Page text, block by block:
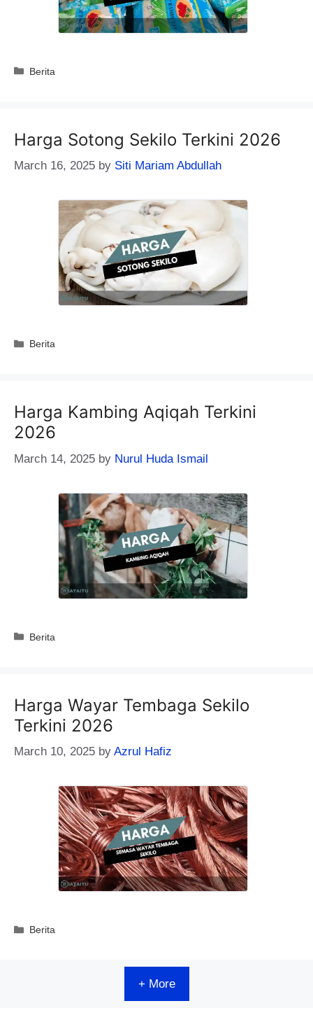
Categories
Berita
Harga Sotong Sekilo Terkini 2026
March 16, 2025 by Siti Mariam Abdullah
Categories
Berita
Harga Kambing Aqiqah Terkini
2026
March 14, 2025 by Nurul Huda Ismail
Categories
Berita
Harga Wayar Tembaga Sekilo
Terkini 2026
March 10, 2025 by Azrul Hafiz
Categories
Berita
+ More